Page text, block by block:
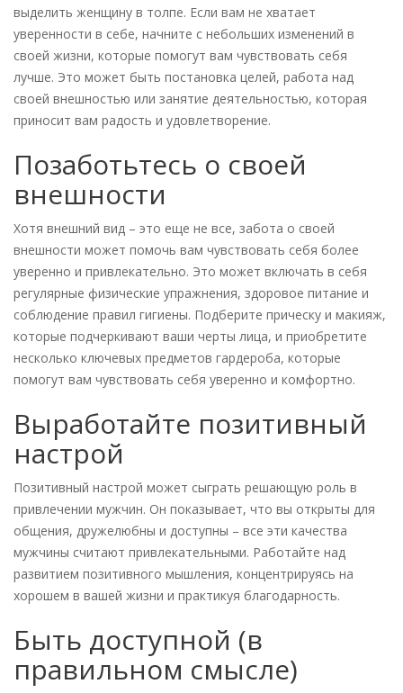
выделить женщину в толпе. Если вам не хватает
уверенности в себе, начните с небольших изменений в
своей жизни, которые помогут вам чувствовать себя
лучше. Это может быть постановка целей, работа над
своей внешностью или занятие деятельностью, которая
приносит вам радость и удовлетворение.
Позаботьтесь о своей
внешности
Хотя внешний вид – это еще не все, забота о своей
внешности может помочь вам чувствовать себя более
уверенно и привлекательно. Это может включать в себя
регулярные физические упражнения, здоровое питание и
соблюдение правил гигиены. Подберите прическу и макияж,
которые подчеркивают ваши черты лица, и приобретите
несколько ключевых предметов гардероба, которые
помогут вам чувствовать себя уверенно и комфортно.
Выработайте позитивный
настрой
Позитивный настрой может сыграть решающую роль в
привлечении мужчин. Он показывает, что вы открыты для
общения, дружелюбны и доступны – все эти качества
мужчины считают привлекательными. Работайте над
развитием позитивного мышления, концентрируясь на
хорошем в вашей жизни и практикуя благодарность.
Быть доступной (в
правильном смысле)